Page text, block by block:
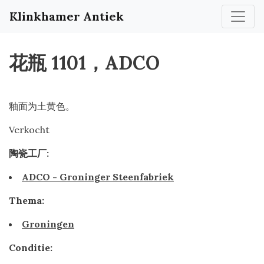
Klinkhamer Antiek
花瓶 1101，ADCO
釉面为土黄色。
Verkocht
陶瓷工厂:
ADCO - Groninger Steenfabriek
Thema:
Groningen
Conditie: